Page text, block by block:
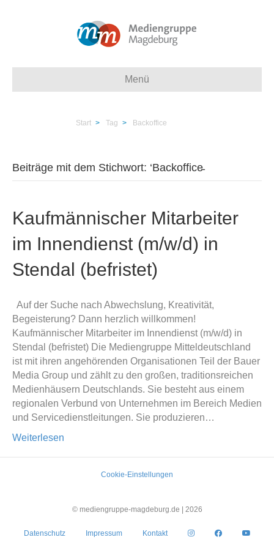
Menü
Start > Tag > Backoffice
Beiträge mit dem Stichwort: ‘Backoffice̵
Kaufmännischer Mitarbeiter
im Innendienst (m/w/d) in
Stendal (befristet)
Auf der Suche nach Abwechslung, Kreativität,
Begeisterung? Dann herzlich willkommen!
Kaufmännischer Mitarbeiter im Innendienst (m/w/d) in
Stendal (befristet) Die Mediengruppe Mitteldeutschland
ist mit ihren angehörenden Organisationen Teil der Bauer
Media Group und zählt zu den großen, traditionsreichen
Medienhäusern Deutschlands. Sie besteht aus einem
regionalen Verbund von Unternehmen im Bereich Medien
und Servicedienstleitungen. Sie produzieren…
Weiterlesen
Cookie-Einstellungen
© mediengruppe-magdeburg.de | 2026
Datenschutz Impressum Kontakt